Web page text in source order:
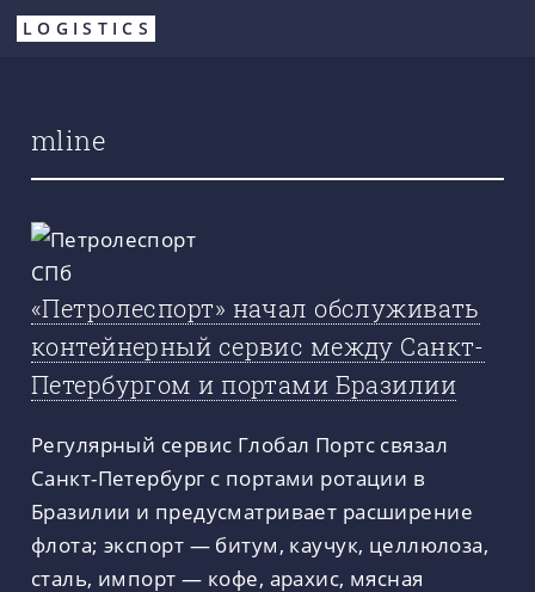
Перейти
LOGISTICS
mline
«Петролеспорт» начал обслуживать
контейнерный сервис между Санкт-
Петербургом и портами Бразилии
Регулярный сервис Глобал Портс связал
Санкт-Петербург с портами ротации в
Бразилии и предусматривает расширение
флота; экспорт — битум, каучук, целлюлоза,
сталь, импорт — кофе, арахис, мясная